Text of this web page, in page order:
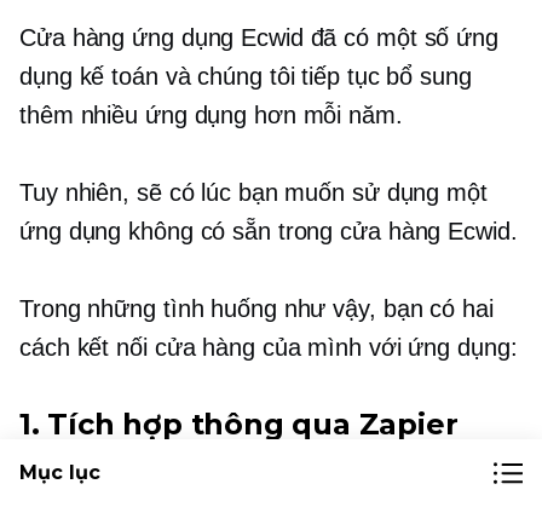
Cửa hàng ứng dụng Ecwid đã có một số ứng
dụng kế toán và chúng tôi tiếp tục bổ sung
thêm nhiều ứng dụng hơn mỗi năm.
Tuy nhiên, sẽ có lúc bạn muốn sử dụng một
ứng dụng không có sẵn trong cửa hàng Ecwid.
Trong những tình huống như vậy, bạn có hai
cách kết nối cửa hàng của mình với ứng dụng:
1. Tích hợp thông qua Zapier
Zapier là một công cụ tự động hóa kinh doanh
Mục lục